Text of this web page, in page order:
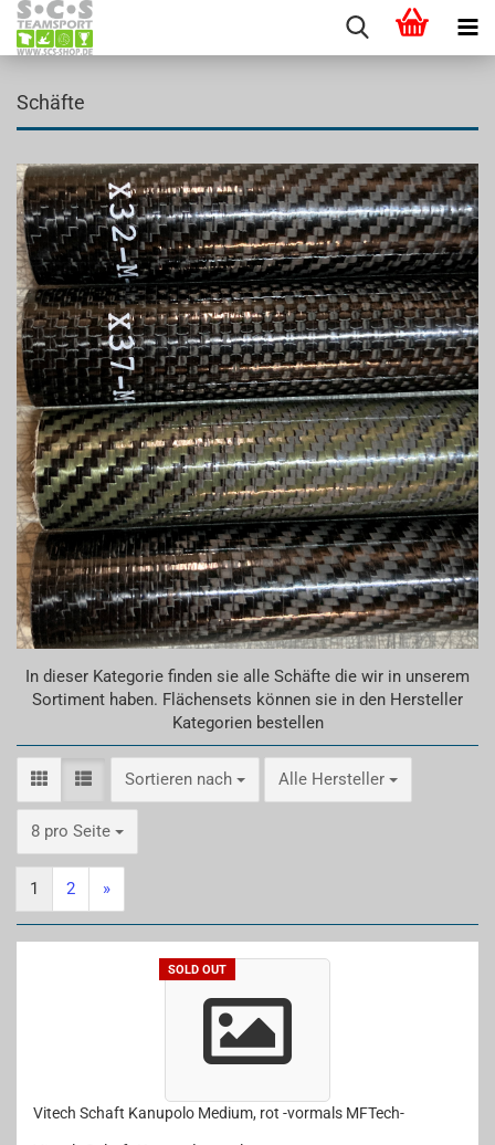
Schäfte
In dieser Kategorie finden sie alle Schäfte die wir in unserem
Sortiment haben. Flächensets können sie in den Hersteller
Kategorien bestellen
Sortieren nach
Sortieren nach Alle Hersteller
8 pro Seite
pro Seite
1 2 »
SOLD OUT
Vi­tech Schaft Ka­nu­po­lo Me­di­um, rot -​vor­mals MFTech-​​